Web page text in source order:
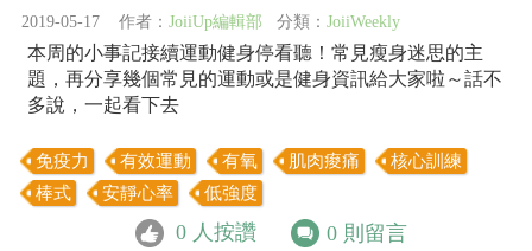
2019-05-17 作者： JoiiUp編輯部 分類： JoiiWeekly
本周的小事記接續運動健身停看聽！常見瘦身迷思的主
題，再分享幾個常見的運動或是健身資訊給大家啦～話不
多說，一起看下去
免疫力 有效運動 有氧 肌肉痠痛
核心訓練
棒式
安靜心率 低強度
0 人按讚 0 則留言